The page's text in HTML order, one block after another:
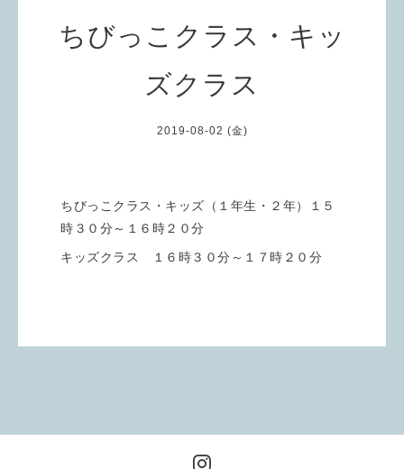
ちびっこクラス・キッ
ズクラス
2019-08-02 (金)
ちびっこクラス・キッズ（１年生・２年）１５
時３０分～１６時２０分
キッズクラス １６時３０分～１７時２０分